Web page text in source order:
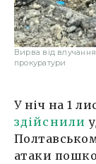
Вирва від
прокуратури
У ніч на 1
здійснили
атаки